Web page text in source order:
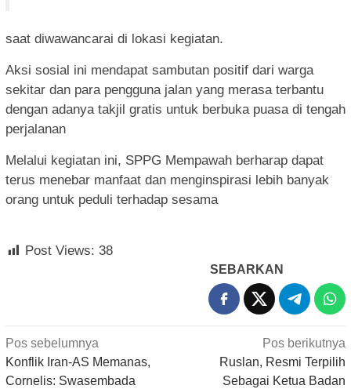
saat diwawancarai di lokasi kegiatan.
Aksi sosial ini mendapat sambutan positif dari warga
sekitar dan para pengguna jalan yang merasa terbantu
dengan adanya takjil gratis untuk berbuka puasa di tengah
perjalanan
Melalui kegiatan ini, SPPG Mempawah berharap dapat
terus menebar manfaat dan menginspirasi lebih banyak
orang untuk peduli terhadap sesama
Post Views: 38
SEBARKAN
Navigasi
pos
Pos sebelumnya
Konflik Iran-AS Memanas,
Cornelis: Swasembada
Pos berikutnya
Ruslan, Resmi Terpilih
Sebagai Ketua Badan